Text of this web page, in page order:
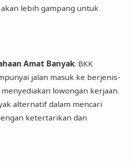
lebih gampang untuk
Amat Banyak: BKK
jalan masuk ke berjenis-
lowongan kerjaan.
alternatif dalam mencari
ketertarikan dan